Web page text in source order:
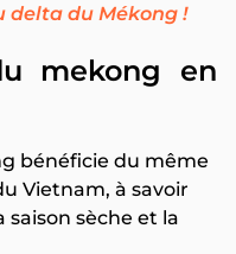
delta du Mékong !
mekong en
bénéficie du même
Vietnam, à savoir
sèche et la